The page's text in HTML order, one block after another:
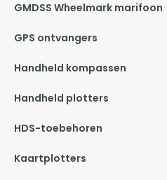
GMDSS Wheelmark marifoon
GPS ontvangers
Handheld kompassen
Handheld plotters
HDS-toebehoren
Kaartplotters